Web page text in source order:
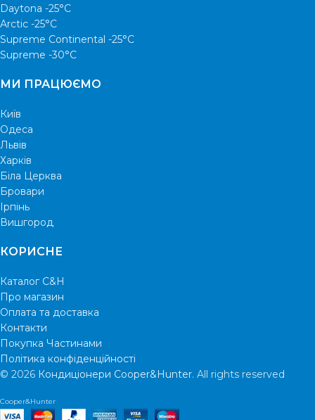
Daytona -25°С
Arctic -25°С
Supreme Continental -25°С
Supreme -30°С
МИ ПРАЦЮЄМО
Київ
Одеса
Львів
Харків
Біла Церква
Бровари
Ірпінь
Вишгород
КОРИСНЕ
Каталог C&H
Про магазин
Оплата та доставка
Контакти
Покупка Частинами
Політика конфіденційності
© 2026 Кондиціонери Cooper&Hunter. All rights reserved
Cooper&Hunter